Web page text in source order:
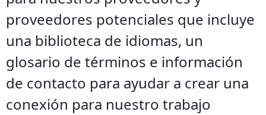
proveedores potenciales que incluye
una biblioteca de idiomas, un
glosario de términos e información
de contacto para ayudar a crear una
conexión para nuestro trabajo